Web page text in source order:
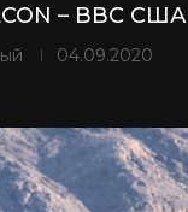
– ВВС США
04.09.2020